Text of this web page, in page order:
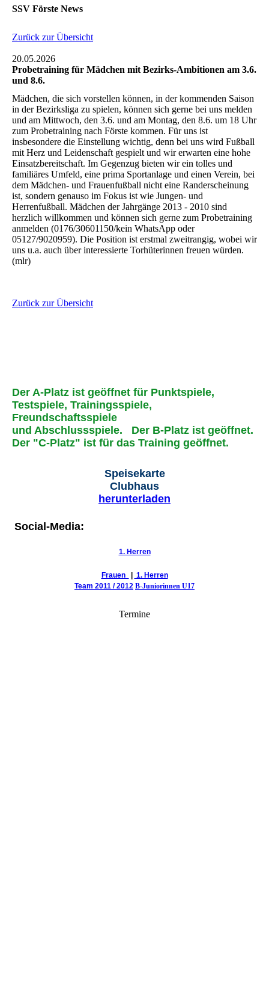
SSV Förste News
Zurück zur Übersicht
20.05.2026
Probetraining für Mädchen mit Bezirks-Ambitionen am 3.6.
und 8.6.
Mädchen, die sich vorstellen können, in der kommenden Saison
in der Bezirksliga zu spielen, können sich gerne bei uns melden
und am Mittwoch, den 3.6. und am Montag, den 8.6. um 18 Uhr
zum Probetraining nach Förste kommen. Für uns ist
insbesondere die Einstellung wichtig, denn bei uns wird Fußball
mit Herz und Leidenschaft gespielt und wir erwarten eine hohe
Einsatzbereitschaft. Im Gegenzug bieten wir ein tolles und
familiäres Umfeld, eine prima Sportanlage und einen Verein, bei
dem Mädchen- und Frauenfußball nicht eine Randerscheinung
ist, sondern genauso im Fokus ist wie Jungen- und
Herrenfußball. Mädchen der Jahrgänge 2013 - 2010 sind
herzlich willkommen und können sich gerne zum Probetraining
anmelden (0176/30601150/kein WhatsApp oder
05127/9020959). Die Position ist erstmal zweitrangig, wobei wir
uns u.a. auch über interessierte Torhüterinnen freuen würden.
(mlr)
Zurück zur Übersicht
Der A-Platz ist geöffnet für Punktspiele,
Testspiele, Trainingsspiele,
Freundschaftsspiele
und Abschlussspiele.
Der B-Platz ist geöffnet.
Der "C-Platz" ist für das Training geöffnet.
Speisekarte
Clubhaus
herunterladen
Social-Media:
1. Herren
Frauen | 1. Herren
Team 2011 / 2012 B-Juniorinnen U17
Termine